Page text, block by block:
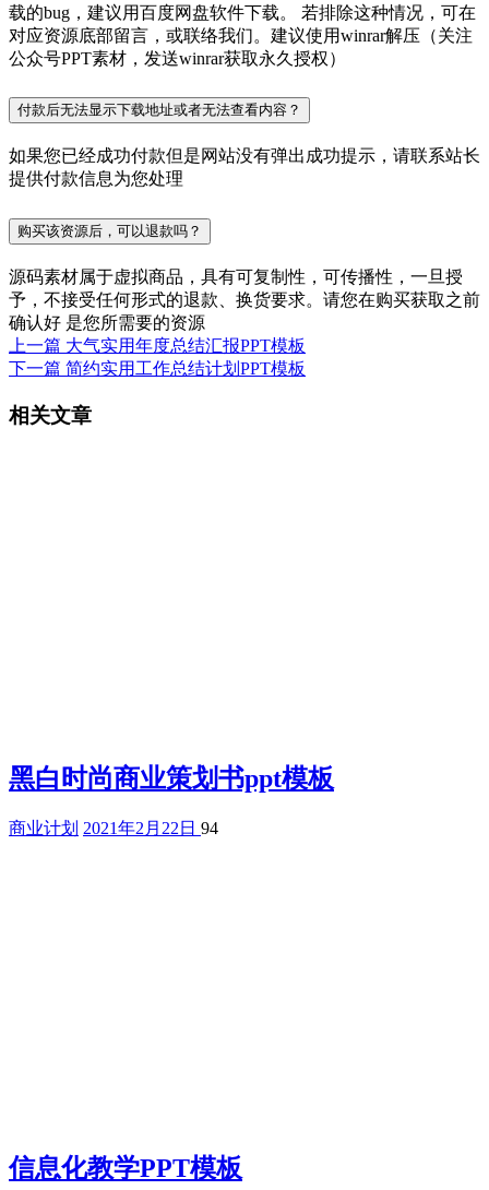
载的bug，建议用百度网盘软件下载。 若排除这种情况，可在
对应资源底部留言，或联络我们。建议使用winrar解压（关注
公众号PPT素材，发送winrar获取永久授权）
付款后无法显示下载地址或者无法查看内容？
如果您已经成功付款但是网站没有弹出成功提示，请联系站长
提供付款信息为您处理
购买该资源后，可以退款吗？
源码素材属于虚拟商品，具有可复制性，可传播性，一旦授
予，不接受任何形式的退款、换货要求。请您在购买获取之前
确认好 是您所需要的资源
上一篇 大气实用年度总结汇报PPT模板
下一篇 简约实用工作总结计划PPT模板
相关文章
黑白时尚商业策划书ppt模板
商业计划 2021年2月22日 94
信息化教学PPT模板